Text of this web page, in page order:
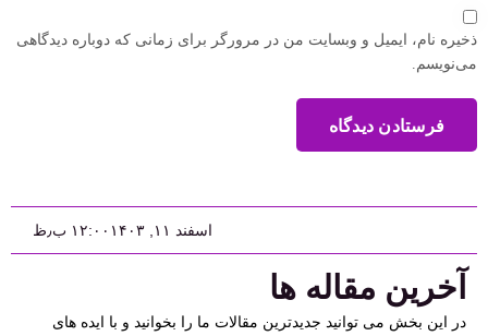
ذخیره نام، ایمیل و وبسایت من در مرورگر برای زمانی که دوباره دیدگاهی
می‌نویسم.
فرستادن دیدگاه
اسفند ۱۱, ۱۴۰۳ ۱۲:۰۰ ب٫ظ
آخرین مقاله ها
در این بخش می توانید جدیدترین مقالات ما را بخوانید و با ایده های